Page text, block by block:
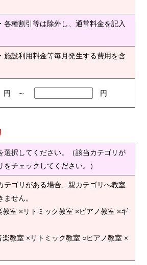
種割引等は除外し、通常料金を記入
設利用料金等毎月発生する費用を含
円 ～ 円
択してください。（該当カテゴリが
チェックしてください。）
ゴリがある場合、親カテゴリへ教室
せん。
室 ×リトミック教室 ×ピアノ教室 ×ギ
教室 ×リトミック教室 ○ピアノ教室 ×